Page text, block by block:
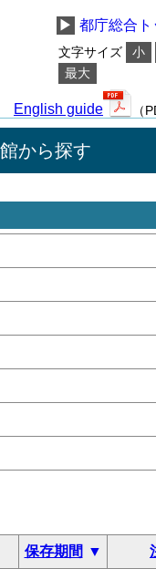
▶ 都庁総合ト
文字サイズ 小
最大
English guide （
から探す
保存期間